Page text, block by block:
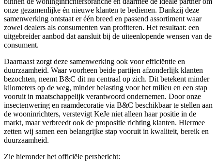
onze gezamenlijke én nieuwe klanten te bedienen. Dankzij deze
samenwerking ontstaat er één breed en passend assortiment waar
zowel dealers als consumenten van profiteren. Het resultaat: een
uitgebreider aanbod dat aansluit bij de uiteenlopende wensen van de
consument.
Daarnaast zorgt deze samenwerking ook voor efficiëntie en
duurzaamheid. Waar voorheen beide partijen afzonderlijk klanten
bezochten, neemt B&C dit nu centraal op zich. Dit betekent minder
kilometers op de weg, minder belasting voor het milieu en een stap
vooruit in maatschappelijk verantwoord ondernemen. Door onze
insectenwering en raamdecoratie via B&C beschikbaar te stellen aan
de wooninrichters, verstevigt KeJe niet alleen haar positie in de
markt, maar verbreedt ook de propositie richting klanten. Hiermee
zetten wij samen een belangrijke stap vooruit in kwaliteit, bereik en
duurzaamheid.
Zie hieronder het officiële persbericht: